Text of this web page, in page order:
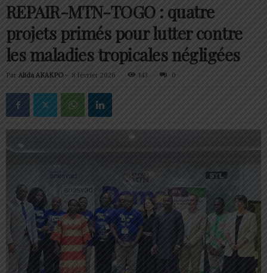
REPAIR-MTN-TOGO : quatre
projets primés pour lutter contre
les maladies tropicales négligées
Par Alida AKAKPO - 8 février 2026 143 0